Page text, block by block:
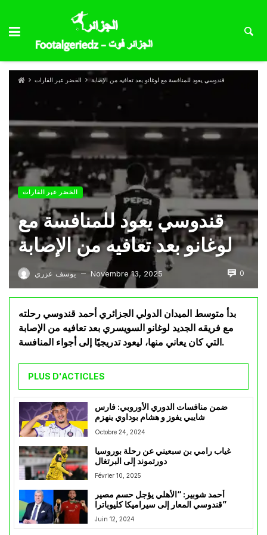
الخضر عبر القارات قندوسي يعود للمنافسة مع لوغانو بعد تعافيه من الإصابة
الخضر عبر القارات
قندوسي يعود للمنافسة مع
لوغانو بعد تعافيه من الإصابة
يوسف عزري — Novembre 13, 2025 0
بدأ متوسط الميدان الدولي الجزائري أحمد قندوسي رحلته
مع فريقه الجديد لوغانو السويسري بعد تعافيه من الإصابة
التي كان يعاني منها، ليعود تدريجيًا إلى أجواء المنافسة.
PLUS D'ACTICLES
ضمن منافسات الدوري الأوروبي: فارس
شايبي يفوز و هشام بوداوي ينهزم
Octobre 24, 2024
غياب رامي بن سبعيني عن رحلة بوروسيا
دورتموند إلى البرتغال
Février 10, 2025
أحمد شوبير: “الأهلي يؤجل حسم مصير
قندوسي المعار إلى سيراميكا كليوباترا”
Juin 12, 2024